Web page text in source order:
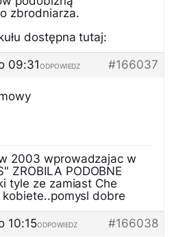
zbrodniarza.
dostępna tutaj:
09:31
#166037
ODPOWIEDZ
2003 wprowadzajac w
ZROBILA PODOBNE
tyle ze zamiast Che
dobre
10:15
#166038
ODPOWIEDZ